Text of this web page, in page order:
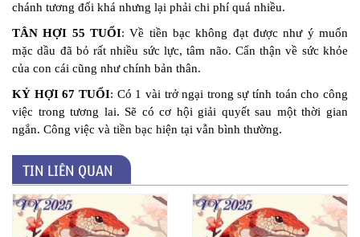
chánh tương đối khá nhưng lại phải chi phí quá nhiều.
TÂN HỢI 55 TUỔI: Về tiền bạc không đạt được như ý muốn
mặc dầu đã bỏ rất nhiều sức lực, tâm não. Cẩn thận về sức khỏe
của con cái cũng như chính bản thân.
KỶ HỢI 67 TUỔI: Có 1 vài trở ngại trong sự tính toán cho công
việc trong tương lai. Sẽ có cơ hội giải quyết sau một thời gian
ngắn. Công việc và tiền bạc hiện tại vẫn bình thường.
TIN LIÊN QUAN